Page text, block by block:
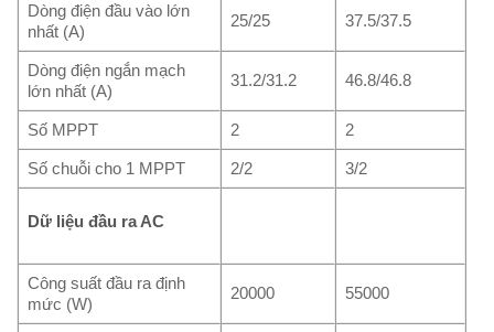
Dòng điện đầu vào lớn
nhất (A)
25/25 37.5/37.5
Dòng điện ngắn mạch
lớn nhất (A)
31.2/31.2 46.8/46.8
Số MPPT 2 2
Số chuỗi cho 1 MPPT 2/2 3/2
Dữ liệu đầu ra AC
Công suất đầu ra định
mức (W)
20000 55000